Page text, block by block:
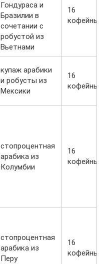
Гондураса и
Бразилии в
сочетании с
робустой из
Вьетнами
16
кофейных
купаж арабики
и робусты из
Мексики
16
кофейных
стопроцентная
арабика из
Колумбии
16
кофейных
стопроцентная
арабика из
Перу
16
кофейных